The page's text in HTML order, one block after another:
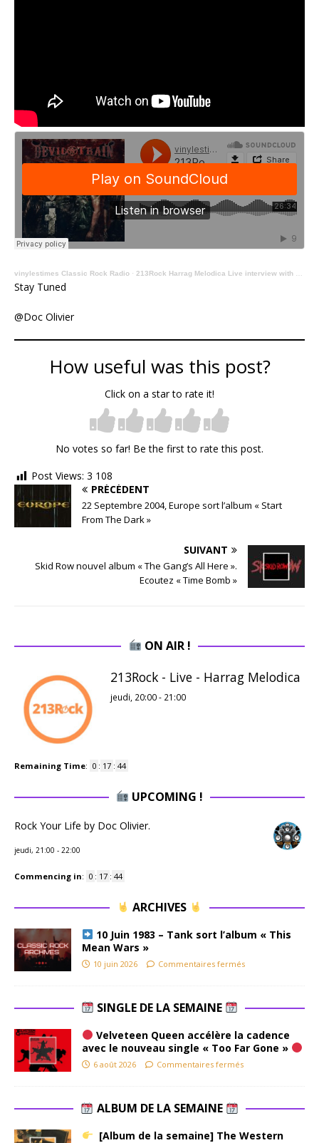
vinylestimes Classic Rock Radio · 213Rock Harrag Melodica Live interview with Dan Baune of Devils Train 22 07 2022 New album Ashes and Bones in stores.
Stay Tuned
@Doc Olivier
How useful was this post?
Click on a star to rate it!
No votes so far! Be the first to rate this post.
Post Views: 3 108
PRÉCÉDENT
22 Septembre 2004, Europe sort l’album « Start
From The Dark »
SUIVANT
Skid Row nouvel album « The Gang’s All Here ».
Ecoutez « Time Bomb »
ON AIR !
213Rock - Live - Harrag Melodica
jeudi, 20:00- 21:00
Remaining Time: 0 : 17 : 43
UPCOMING !
Rock Your Life by Doc Olivier.
jeudi, 21:00 - 22:00
Commencing in: 0 : 17 : 43
ARCHIVES
10 Juin 1983 – Tank sort l’album « This
Mean Wars »
10 juin 2026 Commentaires fermés
SINGLE DE LA SEMAINE
Velveteen Queen accélère la cadence
avec le nouveau single « Too Far Gone »
6 août 2026 Commentaires fermés
ALBUM DE LA SEMAINE
[Album de la semaine] The Western